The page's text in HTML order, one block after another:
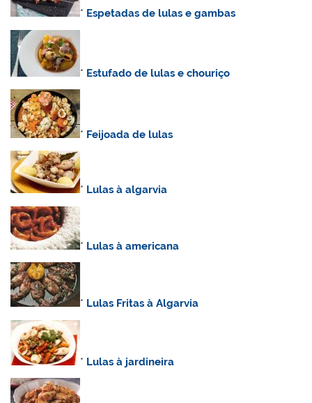
* Espetadas de lulas e gambas
* Estufado de lulas e chouriço
* Feijoada de lulas
* Lulas à algarvia
* Lulas à americana
* Lulas Fritas à Algarvia
* Lulas à jardineira